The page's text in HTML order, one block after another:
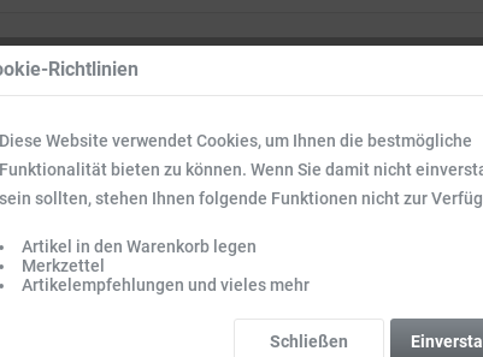
und Haarbürsten
Richtlinien
Diese Website verwendet Cookies, um Ihnen die bestmögliche
Funktionalität bieten zu können. Wenn Sie damit nicht
sein sollten, stehen Ihnen folgende Funktionen nicht zur
Artikel in den Warenkorb legen
Merkzettel
Artikelempfehlungen und vieles mehr
Schließen